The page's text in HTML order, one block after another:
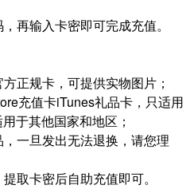
再输入卡密即可完成充值。
正规卡，可提供实物图片；
充值卡iTunes礼品卡，只适用
于其他国家和地区；
一旦发出无法退换，请您理
取卡密后自助充值即可。